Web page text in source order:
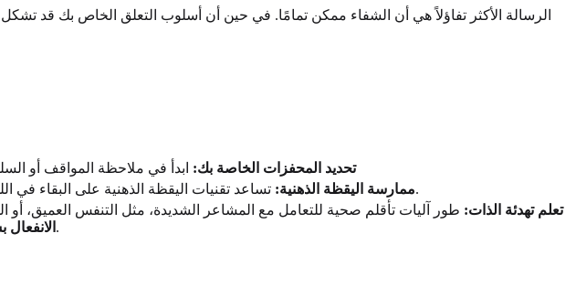
الرسالة الأكثر تفاؤلاً هي أن الشفاء ممكن تمامًا. في حين أن أسلوب التعلق الخاص بك قد تشكل
تحديد المحفزات الخاصة بك: ابدأ في ملاحظة المواقف أو
ممارسة اليقظة الذهنية:تساعد تقنيات اليقظة الذهنية على البقاء في اللحظة الحالية ومراقبة أفكارك ومشاعرك دون حكم. هذا يخلق وقفة حاسمة بين المحفز العاطفي ورد فعلك.
تعلم تهدئة الذات: طور آليات تأقلم صحية للتعامل مع المشاعر الشديدة، مثل التنفس العميق،
الانفعال نقطة انطلاق مضيئة لهذا الوعي الذاتي.